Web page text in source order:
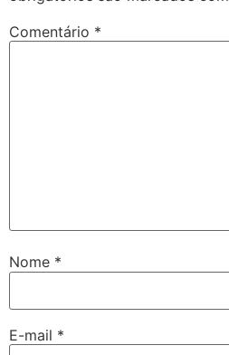
Comentário *
Nome *
E-mail *